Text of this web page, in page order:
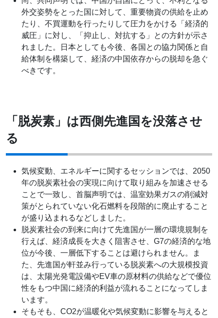
外交姿勢をとった国に対して、重要物資の供給を止め
たり、不買運動を行ったりして圧力をかける「経済的
威圧」に対し、「抑止し、対抗する」との方針が示さ
れました。日本としても今後、各国との協力関係と自
給体制を構築して、経済の中国依存からの脱却を急ぐ
べきです。
「脱炭素」は西側先進国を没落させ
る
気候変動、エネルギーに関するセッションでは、2050
年の脱炭素社会の実現に向けて取り組みを加速させる
ことで一致し、首脳声明では、温室効果ガスの削減対
策がとられていない化石燃料を段階的に廃止すること
が盛り込まれるなどしました。
脱炭素社会の到来に向けて先進国が一層の環境規制を
行えば、経済成長を大きく阻害させ、G7の経済的な地
位が今後、一層低下することは避けられません。ま
た、先進国が軒並み行っている脱炭素への大規模投資
は、太陽光発電設備やEV車の原材料の供給などで優位
性をもつ中国に経済的利益が流れることになってしま
います。
そもそも、CO2が温暖化や気候変動に影響を与えると